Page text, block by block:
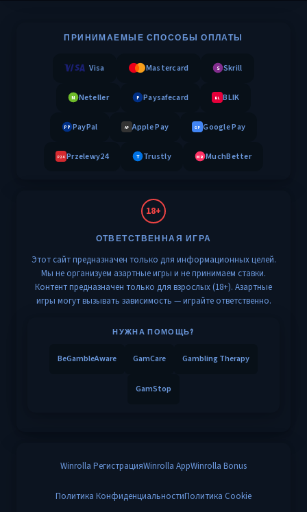
ПРИНИМАЕМЫЕ СПОСОБЫ ОПЛАТЫ
Visa Mastercard S Skrill
N Neteller P Paysafecard BL BLIK
PP PayPal AP Apple Pay GP Google Pay
P24 Przelewy24 T Trustly MB MuchBetter
18+
ОТВЕТСТВЕННАЯ ИГРА
Этот сайт предназначен только для информационных целей.
Мы не организуем азартные игры и не принимаем ставки.
Контент предназначен только для взрослых (18+). Азартные
игры могут вызывать зависимость — играйте ответственно.
НУЖНА ПОМОЩЬ?
BeGambleAware GamCare Gambling Therapy
GamStop
Winrolla РегистрацияWinrolla AppWinrolla Bonus
Политика КонфиденциальностиПолитика Cookie